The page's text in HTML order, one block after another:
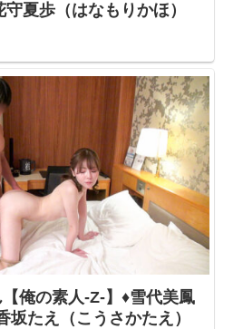
夏歩（はなもりかほ）
俺の素人-Z-】♦雪代美鳳
坂たえ（こうさかたえ）